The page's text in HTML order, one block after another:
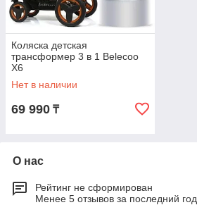
Коляска детская
трансформер 3 в 1 Belecoo
X6
Нет в наличии
69 990 ₸
О нас
Рейтинг не сформирован
Менее 5 отзывов за последний год